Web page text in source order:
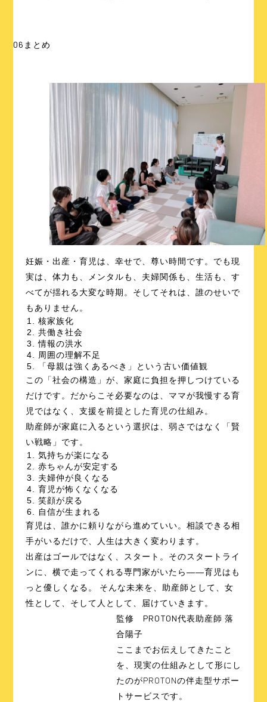
06 まとめ
妊娠・出産・育児は、幸せで、尊い時間です。でも現
実は、体力も、メンタルも、夫婦関係も、生活も、す
べてが揺れる大変な時期。そしてそれは、誰のせいで
もありません。
核家族化
共働き社会
情報の洪水
周囲の理解不足
「母親は強くあるべき」という古い価値観
この「社会の構造」が、家庭に負担を押しつけている
だけです。だからこそ必要なのは、ママが我慢する育
児ではなく、支援を前提とした育児の仕組み。
助産師が家庭に入るという選択は、弱さではなく「賢
い戦略」です。
気持ちが楽になる
赤ちゃんが安定する
夫婦仲が良くなる
育児が怖くなくなる
笑顔が戻る
自信が生まれる
育児は、誰かに頼りながら進めていい。相談できる相
手がいるだけで、人生は大きく変わります。
出産はゴールではなく、スタート。そのスタートライ
ンに、横で走ってくれる専門家がいたら――育児はも
っと優しくなる。 そんな未来を、助産師として、女
性として、そして人として、届けていきます。
監修 PROTON代表助産師 落
合陽子
ここまでお伝えしてきたこと
を、現実の仕組みとして形にし
たのがPROTONの伴走型サポー
トサービスです。